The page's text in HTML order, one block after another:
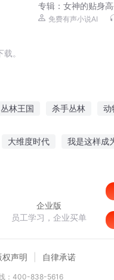
专辑：女神的贴身
听｜美女爽文
免费有声小说AI
。
丛林王国 杀手丛林 动
大维度时代 我是这样成
企业版
员工学习，企业买单
权声明 自律承诺
：400-838-5616